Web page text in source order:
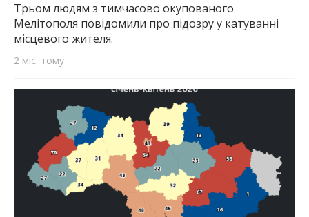
Трьом людям з тимчасово окупованого
Мелітополя повідомили про підозру у катуванні
місцевого жителя.
2 міс. тому